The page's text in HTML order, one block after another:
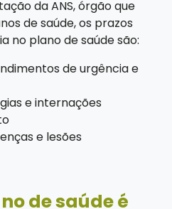
da ANS, órgão que
de saúde, os prazos
no plano de saúde são:
de urgência e
e internações
e lesões
de saúde é